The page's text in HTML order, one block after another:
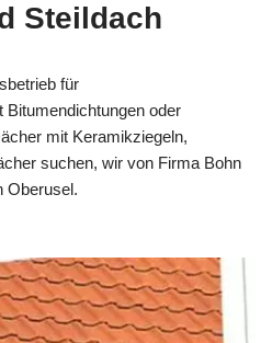
Steildach
für
oder
mit Keramikziegeln,
suchen, wir von Firma Bohn
Oberusel.